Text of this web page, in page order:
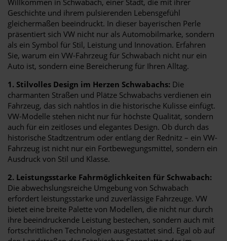
Geschichte und ihrem pulsierenden Lebensgefühl
gleichermaßen beeindruckt. In dieser bayerischen Perle
präsentiert sich VW nicht nur als Automobilmarke, sondern
als ein Symbol für Stil, Leistung und Innovation. Erfahren
Sie, warum ein VW-Fahrzeug für Schwabach nicht nur ein
Auto ist, sondern eine Bereicherung für Ihren Alltag.
1. Stilvolles Design im Herzen Schwabachs: Die
charmanten Straßen und Plätze Schwabachs verdienen ein
Fahrzeug, das sich nahtlos in die historische Kulisse einfügt.
VW-Modelle stehen nicht nur für höchste Qualität, sondern
auch für ein zeitloses und elegantes Design. Ob durch das
historische Stadtzentrum oder entlang der Rednitz – ein VW-
Fahrzeug ist nicht nur ein Fortbewegungsmittel, sondern ein
Ausdruck von Stil und Klasse.
2. Leistungsstarke Fahrmöglichkeiten für Schwabach:
Die abwechslungsreiche Umgebung von Schwabach
erfordert leistungsstarke und zuverlässige Fahrzeuge. VW
bietet eine breite Palette von Modellen, die nicht nur durch
ihre beeindruckende Leistung bestechen, sondern auch mit
fortschrittlichen Technologien ausgestattet sind. Egal ob auf